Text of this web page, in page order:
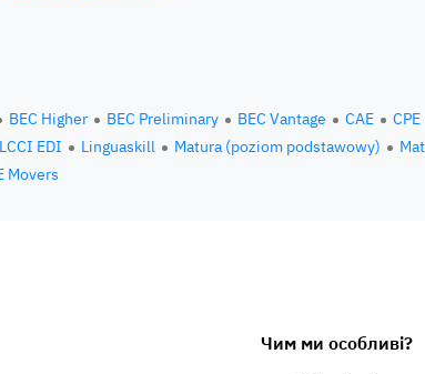
BEC Higher BEC Preliminary BEC Vantage CAE CPE
LCCI EDI Linguaskill Matura (poziom podstawowy)
Movers
Чим ми особливі?